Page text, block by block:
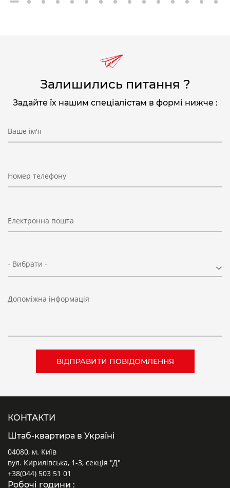
2 3 4 5 6 7 8 9 10 11 12 13 14 15
Залишились питання ?
Задайте їх нашим спеціалістам в формі нижче :
Ваше ім'я
Номер телефону
Електронна пошта
- Вибрати -
Допоміжна інформація
КОНТАКТИ
Штаб-квартира в Україні
04080, м. Київ
вул. Кирилівська, 1-3, секція "Д"
+38(044) 503 51 01
Робочі години :